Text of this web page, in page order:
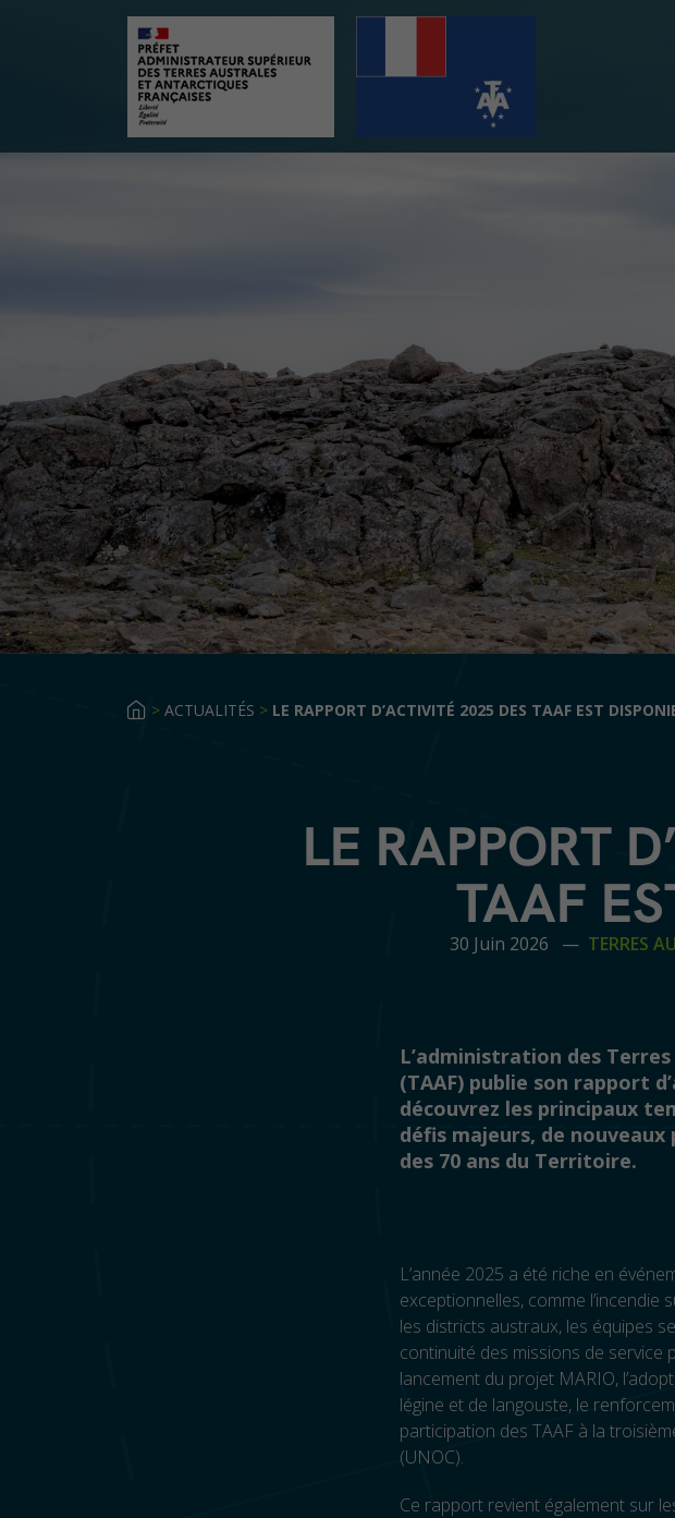
> ACTUALITÉS > LE RAPPORT D’ACTIVITÉ 2025 DES TAAF EST
LE RAPPORT
TAAF
30 Juin 2026 — TERRES
L’administration des
(TAAF) publie son rapport
découvrez les principaux
défis majeurs, de
des 70 ans du Territoire.
L’année 2025 a été riche en
exceptionnelles, comme l’incendie
les districts austraux, les équipes
continuité des missions de service
lancement du projet MARIO,
légine et de langouste, le
participation des TAAF à la
(UNOC).
Ce rapport revient également sur